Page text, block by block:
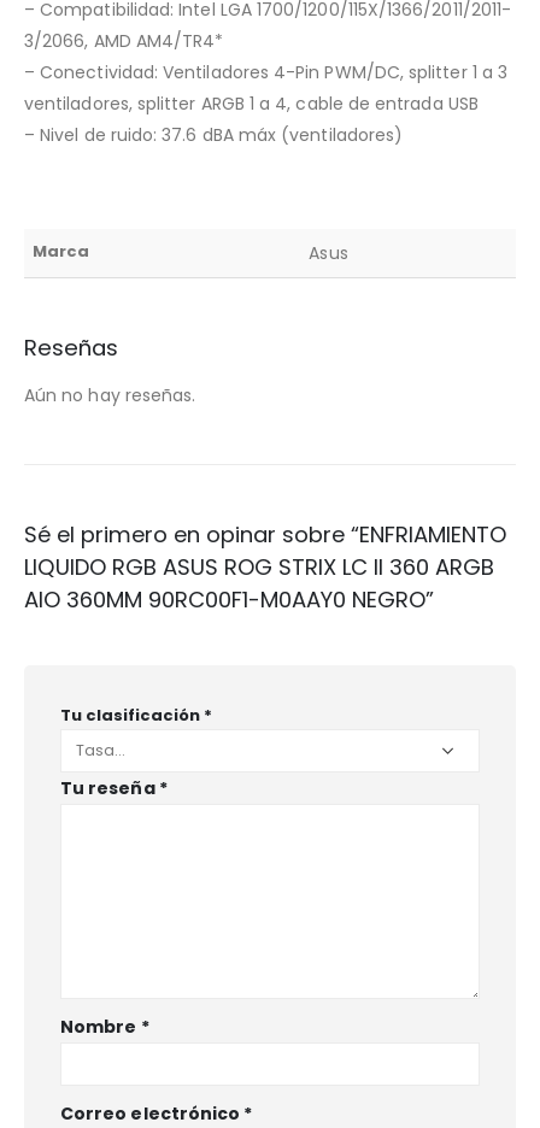
– Compatibilidad: Intel LGA 1700/1200/115X/1366/2011/2011-
3/2066, AMD AM4/TR4*
– Conectividad: Ventiladores 4-Pin PWM/DC, splitter 1 a 3
ventiladores, splitter ARGB 1 a 4, cable de entrada USB
– Nivel de ruido: 37.6 dBA máx (ventiladores)
Marca Asus
Reseñas
Aún no hay reseñas.
Sé el primero en opinar sobre “ENFRIAMIENTO
LIQUIDO RGB ASUS ROG STRIX LC II 360 ARGB
AIO 360MM 90RC00F1-M0AAY0 NEGRO”
Tu clasificación *
Tu reseña *
Nombre *
Correo electrónico *